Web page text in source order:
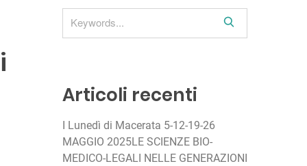
e
Articoli recenti
I Lunedì di Macerata 5-12-19-26
MAGGIO 2025LE SCIENZE BIO-
MEDICO-LEGALI NELLE GENERAZIONI